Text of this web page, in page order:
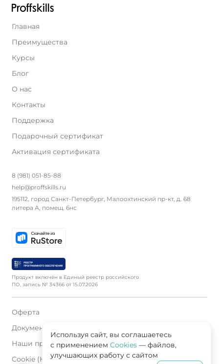
Главная
Преимущества
Курсы
Блог
О нас
Контакты
Поддержка
Подарочный сертификат
Активация сертификата
8 (981) 051-85-88
help@proffskills.ru
195112, город Санкт-Петербург, Малоохтинский пр-кт, д. 68
литера А, помещ. 6нс
Продукт включён в Единый реестр российского
ПО, запись № 34366 от 15.07.2026
Оферта
Документация
Наши продавцы
Cookie (Куки)
Используя сайт, вы соглашаетесь
с применением Cookies — файлов,
улучшающих работу с сайтом